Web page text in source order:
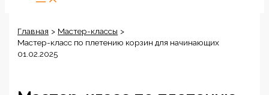
Главная
Мастер-классы
Мастер-класс по плетению корзин для начинающих
01.02.2025